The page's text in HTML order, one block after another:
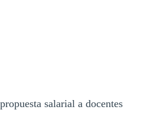
salarial a docentes